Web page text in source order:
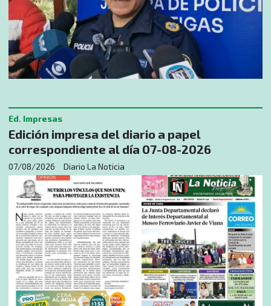
Edición impresa del diario a papel
correspondiente al día 07-08-2026
Diario La Noticia
Ed. Impresas
07/08/2026